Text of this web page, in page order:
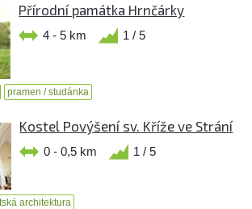
Přírodní památka Hrnčárky
4 - 5 km 1 / 5
pramen / studánka
Kostel Povýšení sv. Kříže ve Strání
0 - 0,5 km 1 / 5
architektura